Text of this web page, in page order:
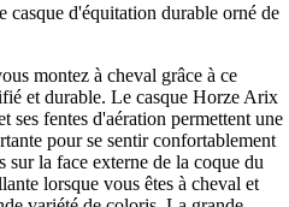
casque d'équitation durable orné de
montez à cheval grâce à ce
et durable. Le casque Horze Arix
ses fentes d'aération permettent une
pour se sentir confortablement
la face externe de la coque du
lorsque vous êtes à cheval et